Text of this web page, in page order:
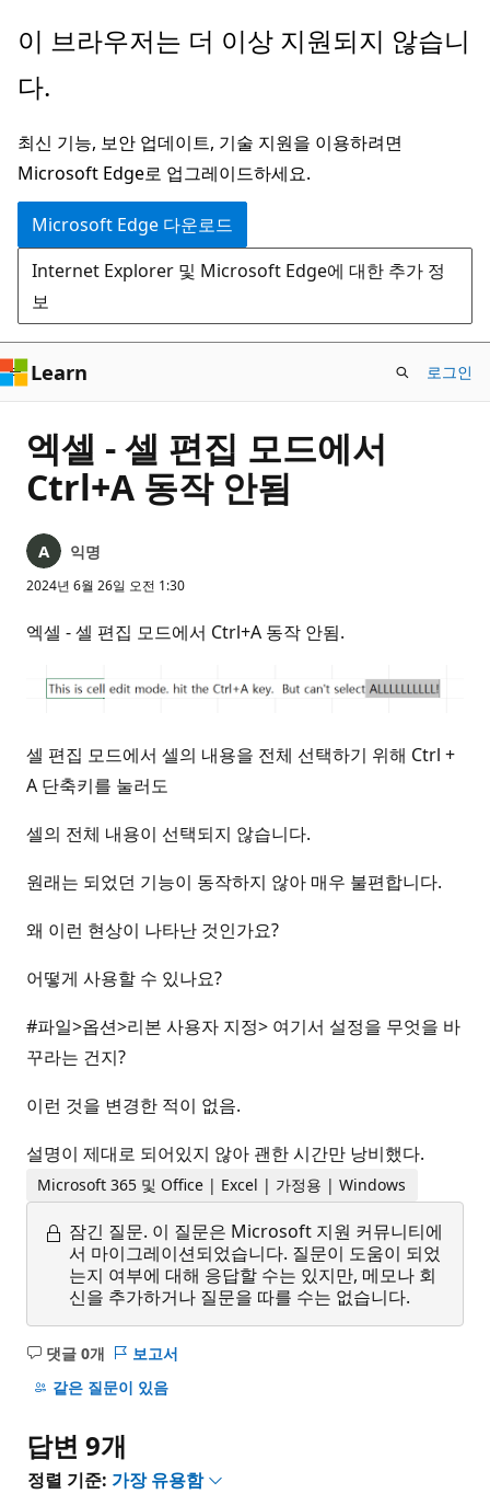
주
콘
츠
로
건
너
뛰
기
이 브라우저는 더 이상 지원되지 않습니
다.
최신 기능, 보안 업데이트, 기술 지원을 이용하려면
Microsoft Edge로 업그레이드하세요.
Microsoft Edge 다운로드
Internet Explorer 및 Microsoft Edge에 대한 추가 정
보
Learn 로그인
엑셀 - 셀 편집 모드에서
Ctrl+A 동작 안됨
익명
2024년 6월 26일 오전 1:30
엑셀 - 셀 편집 모드에서 Ctrl+A 동작 안됨.
셀 편집 모드에서 셀의 내용을 전체 선택하기 위해 Ctrl +
A 단축키를 눌러도
셀의 전체 내용이 선택되지 않습니다.
원래는 되었던 기능이 동작하지 않아 매우 불편합니다.
왜 이런 현상이 나타난 것인가요?
어떻게 사용할 수 있나요?
#파일>옵션>리본 사용자 지정> 여기서 설정을 무엇을 바
꾸라는 건지?
이런 것을 변경한 적이 없음.
설명이 제대로 되어있지 않아 괜한 시간만 낭비했다.
Microsoft 365 및 Office | Excel | 가정용 | Windows
잠긴 질문. 이 질문은 Microsoft 지원 커뮤니티에
서 마이그레이션되었습니다. 질문이 도움이 되었
는지 여부에 대해 응답할 수는 있지만, 메모나 회
신을 추가하거나 질문을 따를 수는 없습니다.
댓글 0개
설
명
음
보고서
같은 질문이 있음
답변 9개
정렬 기준: 가장 유용함